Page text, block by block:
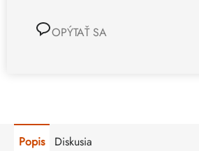
OPÝTAŤ SA
Popis Diskusia